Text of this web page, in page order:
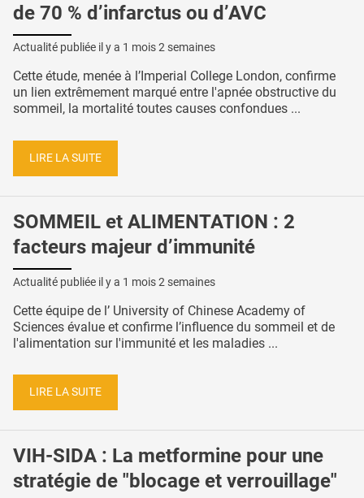
de 70 % d’infarctus ou d’AVC
Actualité publiée il y a 1 mois 2 semaines
Cette étude, menée à l’Imperial College London, confirme
un lien extrêmement marqué entre l'apnée obstructive du
sommeil, la mortalité toutes causes confondues ...
LIRE LA SUITE
SOMMEIL et ALIMENTATION : 2
facteurs majeur d’immunité
Actualité publiée il y a 1 mois 2 semaines
Cette équipe de l’ University of Chinese Academy of
Sciences évalue et confirme l’influence du sommeil et de
l'alimentation sur l'immunité et les maladies ...
LIRE LA SUITE
VIH-SIDA : La metformine pour une
stratégie de "blocage et verrouillage"